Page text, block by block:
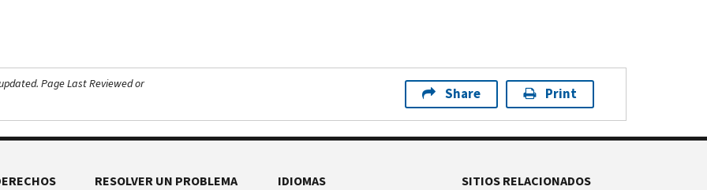
Page Last Reviewed or
Share Print
RESOLVER UN PROBLEMA
IDIOMAS
SITIOS RELACIONADOS